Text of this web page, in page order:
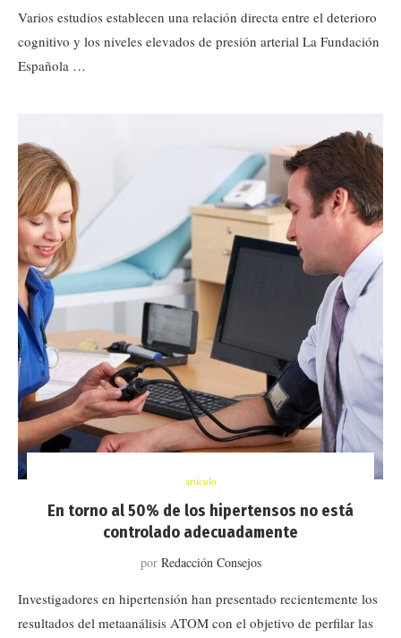
Varios estudios establecen una relación directa entre el deterioro
cognitivo y los niveles elevados de presión arterial La Fundación
Española …
artículo
En torno al 50% de los hipertensos no está
controlado adecuadamente
por Redacción Consejos
Investigadores en hipertensión han presentado recientemente los
resultados del metaanálisis ATOM con el objetivo de perfilar las